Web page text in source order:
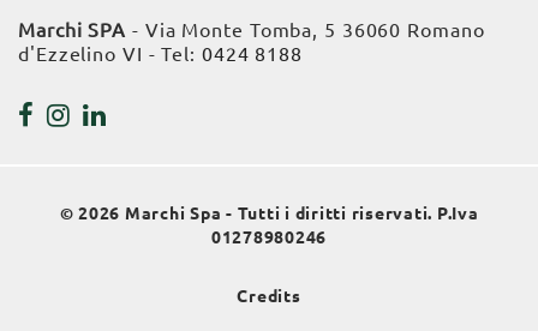
Marchi SPA - Via Monte Tomba, 5 36060 Romano
d'Ezzelino VI - Tel: 0424 8188
© 2026 Marchi Spa - Tutti i diritti riservati. P.Iva
01278980246
Credits